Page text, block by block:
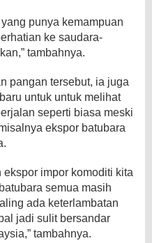
punya kemampuan
ke saudara-
tambahnya.
pangan tersebut, ia juga
untuk untuk melihat
seperti biasa meski
ekspor batubara
impor komoditi kita
semua masih
ada keterlambatan
jadi sulit bersandar
tambahnya.